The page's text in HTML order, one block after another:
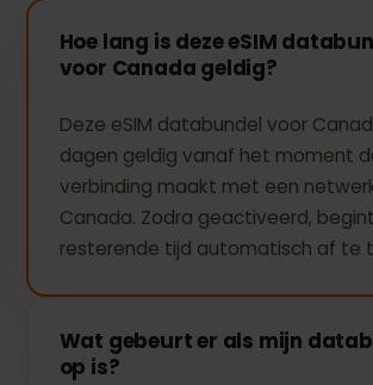
Hoe lang is deze eSIM
voor Canada geldig?
Deze eSIM databundel voor
dagen geldig vanaf het moment
verbinding maakt met een
Canada. Zodra geactiveerd,
resterende tijd automatisch af te
Wat gebeurt er als mijn
op is?